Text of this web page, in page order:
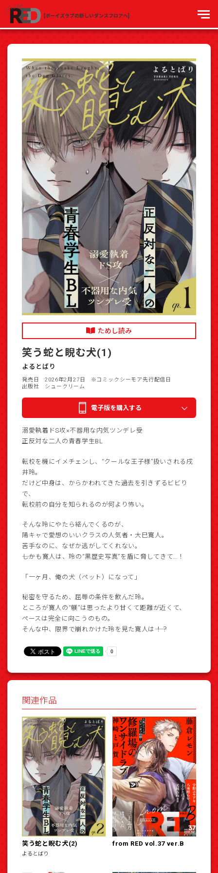
[ボーイズラブの新しいダンスフロアへ]
ためし読み
笑う蛇と睨む犬(1)
よるとばり
発売日 2026年2月27日
※コミックシーモア先行配信日
出版社 シュークリーム
電子版を購入する
溺愛執着ドS攻×不器用な内気ツンデレ受
正反対な二人の青春学生BL
転校を機にイメチェンし、“クールな王子様”扱いされる戌
井玲。
だけど中身は、からかわれてきた過去を引きずるビビり
で、
転校前の自分を知られるのが何より怖い。
そんな玲にやたら絡んでくるのが、
陽キャで愛想のいいクラスの人気者・大巳寛人。
苦手なのに、なぜか逃がしてくれない。
――しかも寛人は、玲の“黒歴史写真”を盾に脅してきて…！
「一ヶ月、俺の犬（ペット）になって」
秘密を守るため、屈辱の条件を飲んだ玲。
ところが寛人の“躾”は思ったより甘くて距離が近くて、
ペースは完全に向こうのもの。
そんな中、限界で崩れかけた玲を見た寛人は――！？
関連作品
笑う蛇と睨む犬(2)
よるとばり
from RED vol.37 ver.B